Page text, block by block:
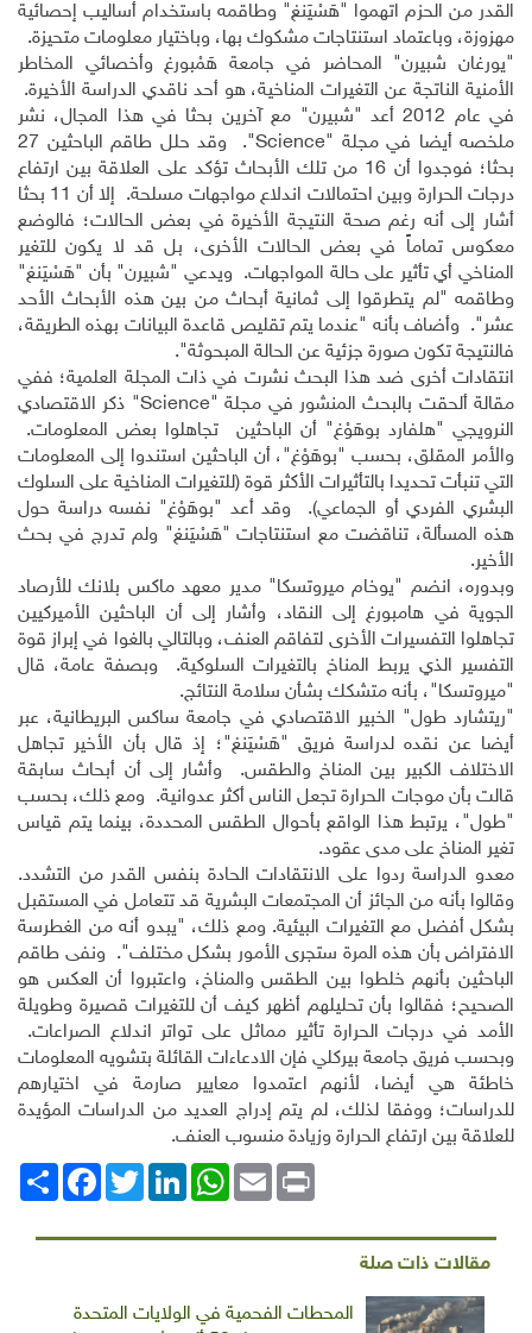
القدر من الحزم اتهموا "هَسْيَنغ" وطاقمه باستخدام أساليب إحصائية
مهزوزة، وباعتماد استنتاجات مشكوك بها، وباختيار معلومات متحيزة.
"يورغان شبيرن" المحاضر في جامعة هَمْبورغ وأخصائي المخاطر
الأمنية الناتجة عن التغيرات المناخية، هو أحد ناقدي الدراسة الأخيرة.
في عام 2012 أعد "شبيرن" مع آخرين بحثا في هذا المجال، نشر
ملخصه أيضا في مجلة "Science
". وقد حلل طاقم الباحثين 27
بحثا؛ فوجدوا أن 16 من تلك الأبحاث تؤكد على العلاقة بين ارتفاع
درجات الحرارة وبين احتمالات اندلاع مواجهات مسلحة. إلا أن 11 بحثا
أشار إلى أنه رغم صحة النتيجة الأخيرة في بعض الحالات؛ فالوضع
معكوس تماماً في بعض الحالات الأخرى، بل قد لا يكون للتغير
المناخي أي تأثير على حالة المواجهات. ويدعي "شبيرن" بأن "هَسْيَنغ"
وطاقمه "لم يتطرقوا إلى ثمانية أبحاث من بين هذه الأبحاث الأحد
عشر". وأضاف بأنه "عندما يتم تقليص قاعدة البيانات بهذه الطريقة،
فالنتيجة تكون صورة جزئية عن الحالة المبحوثة".
انتقادات أخرى ضد هذا البحث نشرت في ذات المجلة العلمية؛ ففي
مقالة ألحقت بالبحث المنشور في مجلة "Science" ذكر الاقتصادي
النرويجي "هلفارد بوهَوْغ" أن الباحثين تجاهلوا بعض المعلومات.
والأمر المقلق، بحسب "بوهَوْغ"، أن الباحثين استندوا إلى المعلومات
التي تنبأت تحديدا بالتأثيرات الأكثر قوة (للتغيرات المناخية على السلوك
البشري الفردي أو الجماعي). وقد أعد "بوهَوْغ" نفسه دراسة حول
هذه المسألة، تناقضت مع استنتاجات "هَسْيَنغ" ولم تدرج في بحث
الأخير.
وبدوره، انضم "يوخام ميروتسكا" مدير معهد ماكس بلانك للأرصاد
الجوية في هامبورغ إلى النقاد، وأشار إلى أن الباحثين الأميركيين
تجاهلوا التفسيرات الأخرى لتفاقم العنف، وبالتالي بالغوا في إبراز قوة
التفسير الذي يربط المناخ بالتغيرات السلوكية. وبصفة عامة، قال
"ميروتسكا"، بأنه متشكك بشأن سلامة النتائج.
"ريتشارد طول" الخبير الاقتصادي في جامعة ساكس البريطانية، عبر
أيضا عن نقده لدراسة فريق "هَسْيَنغ"؛ إذ قال بأن الأخير تجاهل
الاختلاف الكبير بين المناخ والطقس. وأشار إلى أن أبحاث سابقة
قالت بأن موجات الحرارة تجعل الناس أكثر عدوانية. ومع ذلك، بحسب
"طول"، يرتبط هذا الواقع بأحوال الطقس المحددة، بينما يتم قياس
تغير المناخ على مدى عقود.
معدو الدراسة ردوا على الانتقادات الحادة بنفس القدر من التشدد.
وقالوا بأنه من الجائز أن المجتمعات البشرية قد تتعامل في المستقبل
بشكل أفضل مع التغيرات البيئية. ومع ذلك، "يبدو أنه من الغطرسة
الافتراض بأن هذه المرة ستجرى الأمور بشكل مختلف". ونفى طاقم
الباحثين بأنهم خلطوا بين الطقس والمناخ، واعتبروا أن العكس هو
الصحيح؛ فقالوا بأن تحليلهم أظهر كيف أن للتغيرات قصيرة وطويلة
الأمد في درجات الحرارة تأثير مماثل على تواتر اندلاع الصراعات.
وبحسب فريق جامعة بيركلي فإن الادعاءات القائلة بتشويه المعلومات
خاطئة هي أيضا، لأنهم اعتمدوا معايير صارمة في اختيارهم
للدراسات؛ ووفقا لذلك، لم يتم إدراج العديد من الدراسات المؤيدة
للعلاقة بين ارتفاع الحرارة وزيادة منسوب العنف.
انشر
FacebookTwitterLinkedIn
WhatsAppEmail Print
مقالات ذات صلة
المحطات الفحمية في الولايات المتحدة